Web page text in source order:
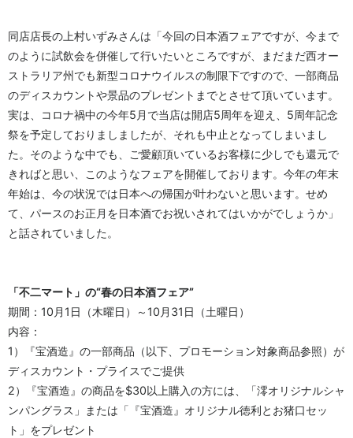
同店店長の上村いずみさんは「今回の日本酒フェアですが、今まで
のように試飲会を併催して行いたいところですが、まだまだ西オー
ストラリア州でも新型コロナウイルスの制限下ですので、一部商品
のディスカウントや景品のプレゼントまでとさせて頂いています。
実は、コロナ禍中の今年5月で当店は開店5周年を迎え、5周年記念
祭を予定しておりましましたが、それも中止となってしまいまし
た。そのような中でも、ご愛顧頂いているお客様に少しでも還元で
きればと思い、このようなフェアを開催しております。今年の年末
年始は、今の状況では日本への帰国が叶わないと思います。せめ
て、パースのお正月を日本酒でお祝いされてはいかがでしょうか」
と話されていました。
「不二マート」の“春の日本酒フェア”
期間：10月1日（木曜日）～10月31日（土曜日）
内容：
1）『宝酒造』の一部商品（以下、プロモーション対象商品参照）が
ディスカウント・プライスでご提供
2）『宝酒造』の商品を$30以上購入の方には、「澪オリジナルシャ
ンパングラス」または「『宝酒造』オリジナル徳利とお猪口セッ
ト」をプレゼント